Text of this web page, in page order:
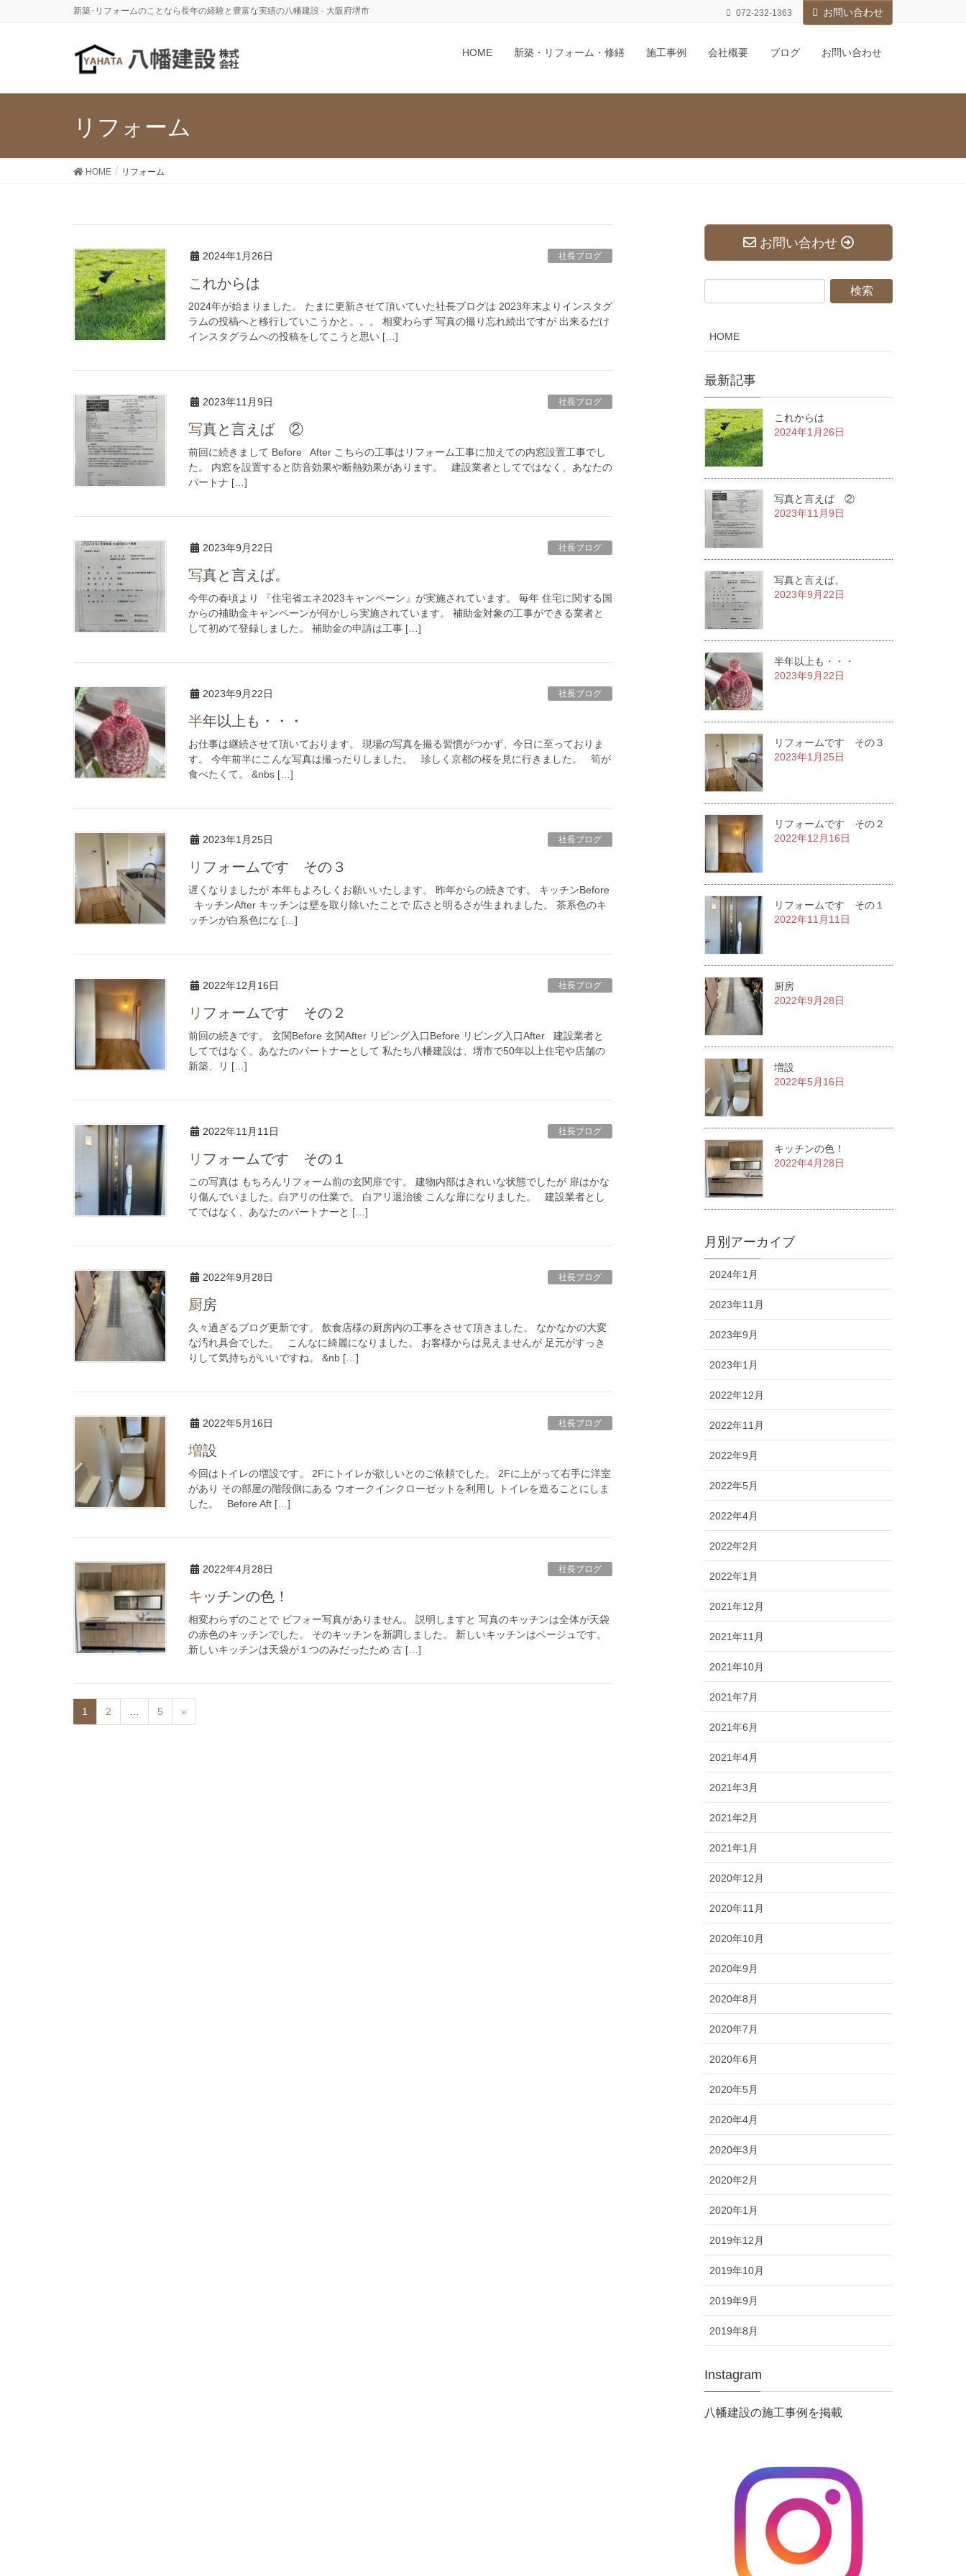
新築･リフォームのことなら長年の経験と豊富な実績の八幡建設 - 大阪府堺市 072-232-1363 お問い合わせ
HOME 新築・リフォーム・修繕 施工事例 会社概要 ブログ お問い合わせ
リフォーム
HOME リフォーム
2024年1月26日 社長ブログ
これからは
2024年が始まりました。 たまに更新させて頂いていた社長ブログは 2023年末よりインスタグ
ラムの投稿へと移行していこうかと。。。 相変わらず 写真の撮り忘れ続出ですが 出来るだけ
インスタグラムへの投稿をしてこうと思い […]
2023年11月9日 社長ブログ
写真と言えば ②
前回に続きまして Before After こちらの工事はリフォーム工事に加えての内窓設置工事でし
た。 内窓を設置すると防音効果や断熱効果があります。 建設業者としてではなく、あなたの
パートナ […]
2023年9月22日 社長ブログ
写真と言えば。
今年の春頃より 『住宅省エネ2023キャンペーン』が実施されています。 毎年 住宅に関する国
からの補助金キャンペーンが何かしら実施されています。 補助金対象の工事ができる業者と
して初めて登録しました。 補助金の申請は工事 […]
2023年9月22日 社長ブログ
半年以上も・・・
お仕事は継続させて頂いております。 現場の写真を撮る習慣がつかず、今日に至っておりま
す。 今年前半にこんな写真は撮ったりしました。 珍しく京都の桜を見に行きました。 筍が
食べたくて。 &nbs […]
2023年1月25日 社長ブログ
リフォームです その３
遅くなりましたが 本年もよろしくお願いいたします。 昨年からの続きです。 キッチンBefore
キッチンAfter キッチンは壁を取り除いたことで 広さと明るさが生まれました。 茶系色のキ
ッチンが白系色にな […]
2022年12月16日 社長ブログ
リフォームです その２
前回の続きです。 玄関Before 玄関After リビング入口Before リビング入口After 建設業者と
してではなく、あなたのパートナーとして 私たち八幡建設は、堺市で50年以上住宅や店舗の
新築、リ […]
2022年11月11日 社長ブログ
リフォームです その１
この写真は もちろんリフォーム前の玄関扉です。 建物内部はきれいな状態でしたが 扉はかな
り傷んでいました。白アリの仕業で。 白アリ退治後 こんな扉になりました。 建設業者とし
てではなく、あなたのパートナーと […]
2022年9月28日 社長ブログ
厨房
久々過ぎるブログ更新です。 飲食店様の厨房内の工事をさせて頂きました。 なかなかの大変
な汚れ具合でした。 こんなに綺麗になりました。 お客様からは見えませんが 足元がすっき
りして気持ちがいいですね。 &nb […]
2022年5月16日 社長ブログ
増設
今回はトイレの増設です。 2Fにトイレが欲しいとのご依頼でした。 2Fに上がって右手に洋室
があり その部屋の階段側にある ウオークインクローゼットを利用し トイレを造ることにしま
した。 Before Aft […]
2022年4月28日 社長ブログ
キッチンの色！
相変わらずのことで ビフォー写真がありません。 説明しますと 写真のキッチンは全体が天袋
の赤色のキッチンでした。 そのキッチンを新調しました。 新しいキッチンはベージュです。
新しいキッチンは天袋が１つのみだったため 古 […]
1 2 5 »
お問い合わせ
HOME
最新記事
これからは
2024年1月26日
写真と言えば ②
2023年11月9日
写真と言えば。
2023年9月22日
半年以上も・・・
2023年9月22日
リフォームです その３
2023年1月25日
リフォームです その２
2022年12月16日
リフォームです その１
2022年11月11日
厨房
2022年9月28日
増設
2022年5月16日
キッチンの色！
2022年4月28日
月別アーカイブ
2024年1月
2023年11月
2023年9月
2023年1月
2022年12月
2022年11月
2022年9月
2022年5月
2022年4月
2022年2月
2022年1月
2021年12月
2021年11月
2021年10月
2021年7月
2021年6月
2021年4月
2021年3月
2021年2月
2021年1月
2020年12月
2020年11月
2020年10月
2020年9月
2020年8月
2020年7月
2020年6月
2020年5月
2020年4月
2020年3月
2020年2月
2020年1月
2019年12月
2019年10月
2019年9月
2019年8月
Instagram
八幡建設の施工事例を掲載